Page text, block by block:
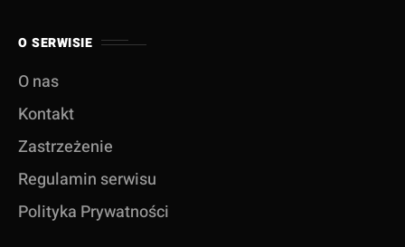
O SERWISIE
O nas
Kontakt
Zastrzeżenie
Regulamin serwisu
Polityka Prywatności